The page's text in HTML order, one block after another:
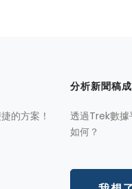
的方案！
分析新聞稿
透過Trek數據
如何？